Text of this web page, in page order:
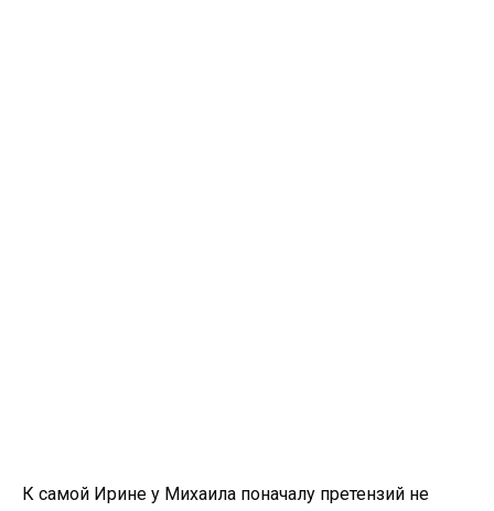
К самой Ирине у Михаила поначалу претензий не